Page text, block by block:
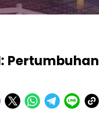
Pertumbuhan